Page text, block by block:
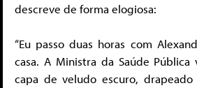
descreve de forma elogiosa:
“Eu passo duas horas com
casa. A Ministra da Saúde
capa de veludo escuro,